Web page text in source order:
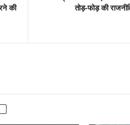
की
तोड़-फोड़ की